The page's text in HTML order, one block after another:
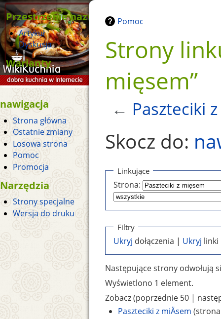
Pomoc
Strony
mięsem”
← Paszteciki
Skocz do:
Linkujące
Strona:
Filtry
Ukryj dołączenia | Ukryj
Następujące strony odwołują
Wyświetlono 1 element.
Zobacz (poprzednie 50 |
Paszteciki z miÄsem
Przestrzenie nazw
Artykuł
Dyskusja
Warianty
nawigacja
Strona główna
Ostatnie zmiany
Losowa strona
Pomoc
Promocja
Narzędzia
Strony specjalne
Wersja do druku